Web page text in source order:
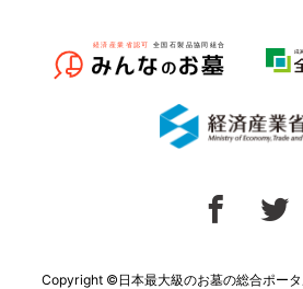
Copyright ©日本最大級のお墓の総合ポー